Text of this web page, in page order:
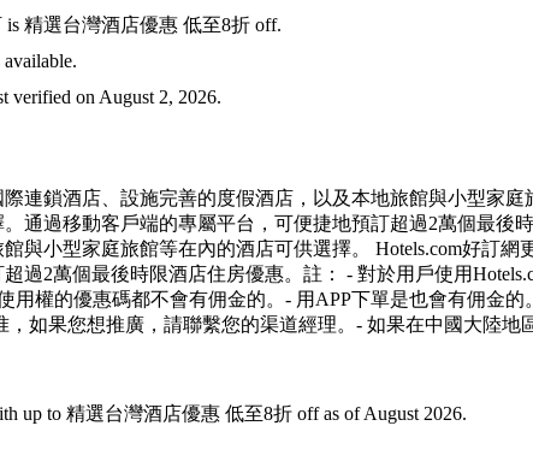
is 精選台灣酒店優惠 低至8折 off.
verified on August 2, 2026.
連鎖酒店、設施完善的度假酒店，以及本地旅館與小型家
通過移動客戶端的專屬平台，可便捷地預訂超過2萬個最後
與小型家庭旅館等在內的酒店可供選擇。 Hotels.com好訂
過2萬個最後時限酒店住房優惠。註： - 對於用戶使用
用權的優惠碼都不會有佣金的。- 用APP下單是也會有佣金
如果您想推廣，請聯繫您的渠道經理。- 如果在中國大陸地
up to 精選台灣酒店優惠 低至8折 off as of August 2026.